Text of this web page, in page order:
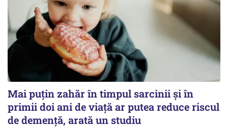
Mai puțin zahăr în timpul sarcinii și în
primii doi ani de viață ar putea reduce riscul
de demență, arată un studiu